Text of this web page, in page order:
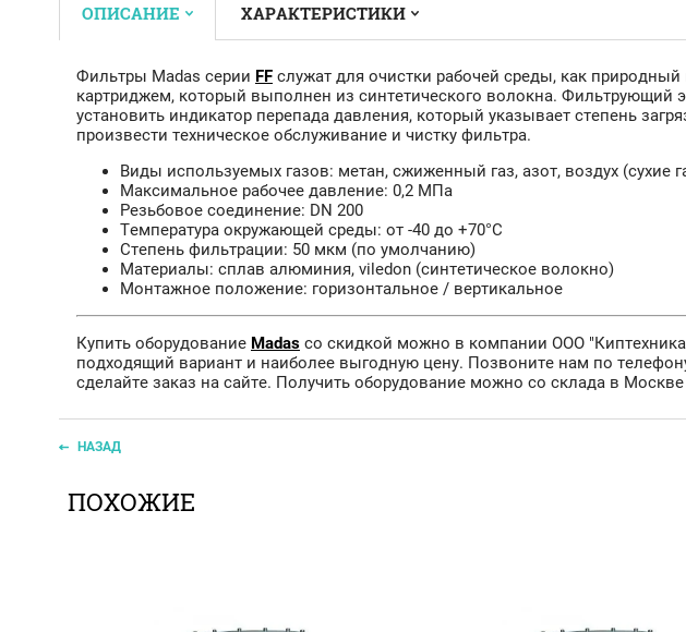
ОПИСАНИЕ ХАРАКТЕРИСТИКИ
Фильтры Madas серии FF служат для очистки рабочей среды, как
картриджем, который выполнен из синтетического волокна.
установить индикатор перепада давления, который указывает степень
произвести техническое обслуживание и чистку фильтра.
Виды используемых газов: метан, сжиженный газ, азот, воздух (сухие
Максимальное рабочее давление: 0,2 МПа
Резьбовое соединение: DN 200
Температура окружающей среды: от -40 до +70°С
Степень фильтрации: 50 мкм (по умолчанию)
Материалы: сплав алюминия, viledon (синтетическое волокно)
Монтажное положение: горизонтальное / вертикальное
Купить оборудование Madas со скидкой можно в компании ООО
подходящий вариант и наиболее выгодную цену. Позвоните нам по
сделайте заказ на сайте. Получить оборудование можно со склада в
НАЗАД
ПОХОЖИЕ